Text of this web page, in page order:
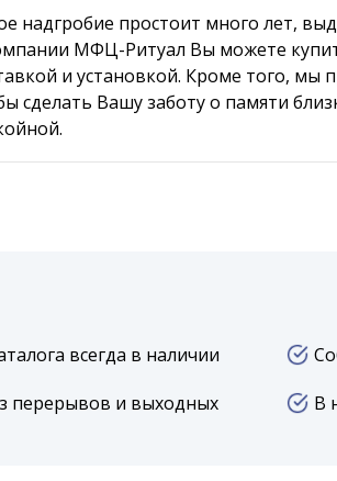
надгробие простоит много лет,
МФЦ-Ритуал Вы можете
и установкой. Кроме того, мы
сделать Вашу заботу о памяти
всегда в наличии
перерывов и выходных В